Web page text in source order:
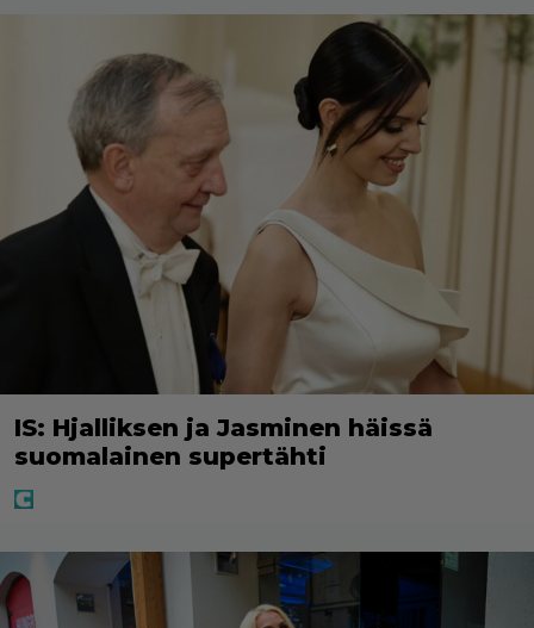
IS: Hjalliksen ja Jasminen häissä
suomalainen supertähti